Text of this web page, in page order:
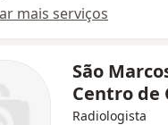
mais serviços
São
Centro de
Radiologista